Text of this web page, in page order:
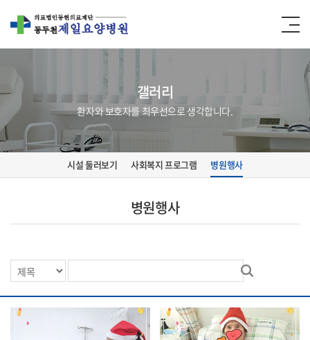
갤러리
환자와 보호자를 최우선으로 생각합니다.
시설 둘러보기 사회복지 프로그램 병원행사
병원행사